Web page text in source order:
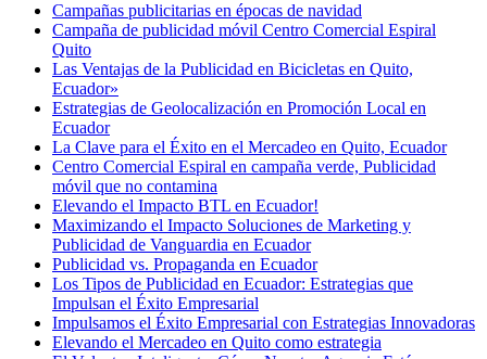
Campañas publicitarias en épocas de navidad
Campaña de publicidad móvil Centro Comercial Espiral
Quito
Las Ventajas de la Publicidad en Bicicletas en Quito,
Ecuador»
Estrategias de Geolocalización en Promoción Local en
Ecuador
La Clave para el Éxito en el Mercadeo en Quito, Ecuador
Centro Comercial Espiral en campaña verde, Publicidad
móvil que no contamina
Elevando el Impacto BTL en Ecuador!
Maximizando el Impacto Soluciones de Marketing y
Publicidad de Vanguardia en Ecuador
Publicidad vs. Propaganda en Ecuador
Los Tipos de Publicidad en Ecuador: Estrategias que
Impulsan el Éxito Empresarial
Impulsamos el Éxito Empresarial con Estrategias Innovadoras
Elevando el Mercadeo en Quito como estrategia